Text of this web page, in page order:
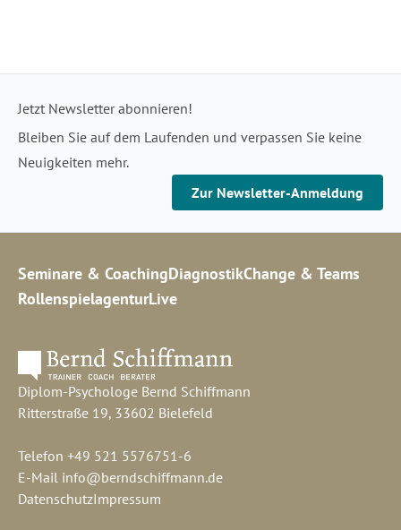
Jetzt Newsletter abonnieren!
Bleiben Sie auf dem Laufenden und verpassen Sie keine
Neuigkeiten mehr.
Zur Newsletter-Anmeldung
Seminare & CoachingDiagnostikChange & Teams
RollenspielagenturLive
Diplom-Psychologe Bernd Schiffmann
Ritterstraße 19, 33602 Bielefeld
Telefon +49 521 5576751-6
E-Mail info@berndschiffmann.de
DatenschutzImpressum